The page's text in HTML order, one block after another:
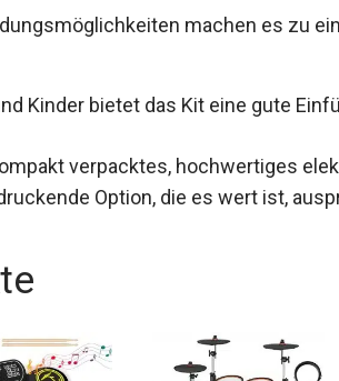
machen es zu
Kinder bietet das Kit eine gute
verpacktes, hochwertiges
Option, die es wert ist,